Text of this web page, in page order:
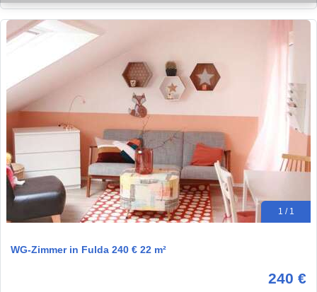
1 / 1
WG-Zimmer in Fulda 240 € 22 m²
240 €